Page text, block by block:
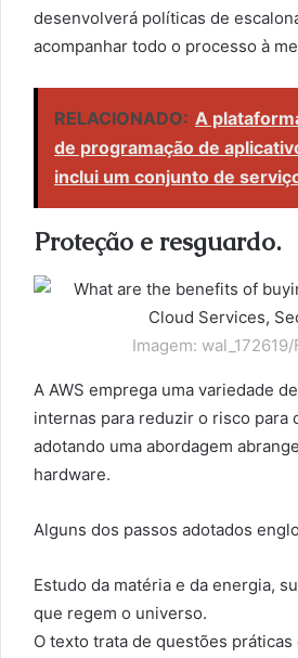
desenvolverá políticas de
acompanhar todo o processo à
RELACIONADO: A
de programação de
inclui um conjunto de
Proteção e resguardo.
Imagem:
A AWS emprega uma variedade
internas para reduzir o risco para
adotando uma abordagem
hardware.
Alguns dos passos adotados
Estudo da matéria e da energia,
que regem o universo.
O texto trata de questões práticas